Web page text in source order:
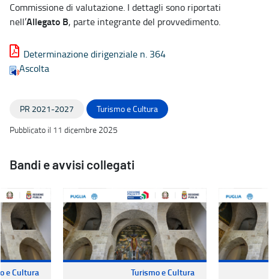
Commissione di valutazione. I dettagli sono riportati
nell’Allegato B, parte integrante del provvedimento.
Determinazione dirigenziale n. 364
Ascolta
PR 2021-2027
Turismo e Cultura
Pubblicato il 11 dicembre 2025
Bandi e avvisi collegati
e Cultura
Turismo e Cultura